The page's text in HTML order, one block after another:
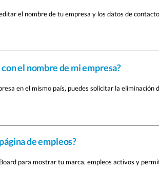
el nombre de tu empresa y los datos de
el nombre de mi empresa?
en el mismo país, puedes solicitar la eliminación
de empleos?
para mostrar tu marca, empleos activos y